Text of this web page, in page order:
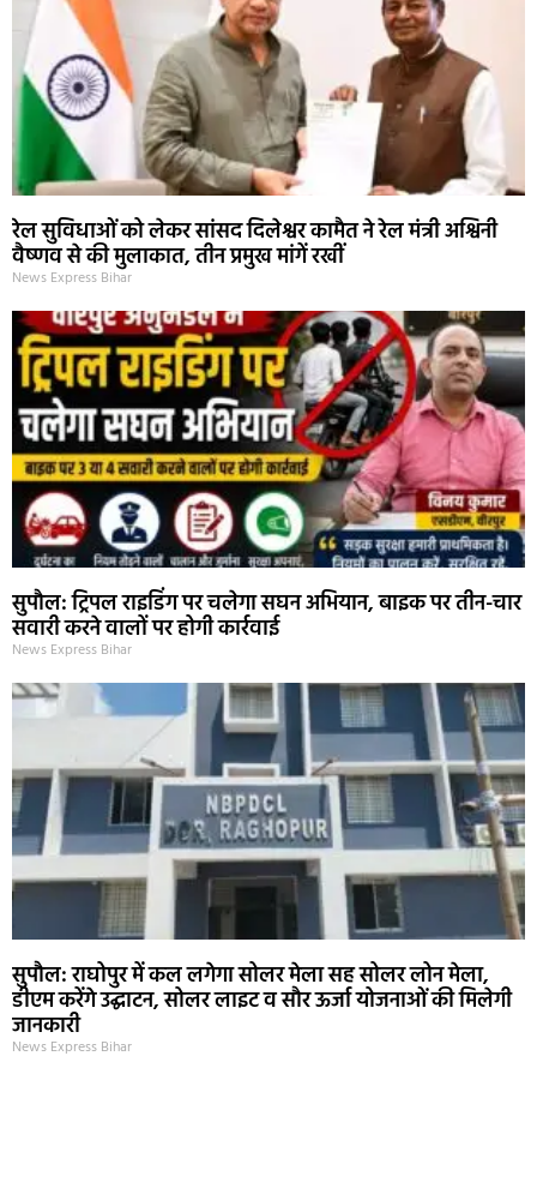
रेल सुविधाओं को लेकर सांसद दिलेश्वर कामैत ने रेल मंत्री अश्विनी
वैष्णव से की मुलाकात, तीन प्रमुख मांगें रखीं
News Express Bihar
सुपौल: ट्रिपल राइडिंग पर चलेगा सघन अभियान, बाइक पर तीन-चार
सवारी करने वालों पर होगी कार्रवाई
News Express Bihar
सुपौल: राघोपुर में कल लगेगा सोलर मेला सह सोलर लोन मेला,
डीएम करेंगे उद्घाटन, सोलर लाइट व सौर ऊर्जा योजनाओं की मिलेगी
जानकारी
News Express Bihar